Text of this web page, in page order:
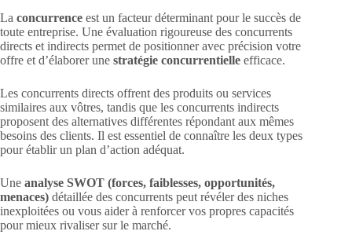
La concurrence est un facteur déterminant pour le succès de
toute entreprise. Une évaluation rigoureuse des concurrents
directs et indirects permet de positionner avec précision votre
offre et d’élaborer une stratégie concurrentielle efficace.
Les concurrents directs offrent des produits ou services
similaires aux vôtres, tandis que les concurrents indirects
proposent des alternatives différentes répondant aux mêmes
besoins des clients. Il est essentiel de connaître les deux types
pour établir un plan d’action adéquat.
Une analyse SWOT (forces, faiblesses, opportunités,
menaces) détaillée des concurrents peut révéler des niches
inexploitées ou vous aider à renforcer vos propres capacités
pour mieux rivaliser sur le marché.